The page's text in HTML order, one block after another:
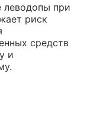
леводопы при
риск
средств
и